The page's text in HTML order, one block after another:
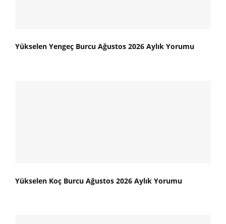
Yükselen Yengeç Burcu Ağustos 2026 Aylık Yorumu
Yükselen Koç Burcu Ağustos 2026 Aylık Yorumu